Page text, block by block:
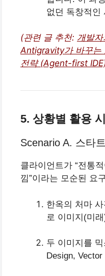
없던 독창적인
(관련 글 추천: 개발
Antigravity가 바꾸는
전략 (Agent-first
5. 상황별 활용
Scenario A. 스타
클라이언트가 “전통
낌”이라는 모순된 요
한옥의 처마
로 이미지(미
두 이미지를
Design,